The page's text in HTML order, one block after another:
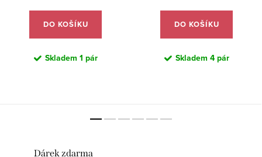
DO KOŠÍKU
Skladem 1 pár
DO KOŠÍKU
Skladem 4 pár
Dárek zdarma